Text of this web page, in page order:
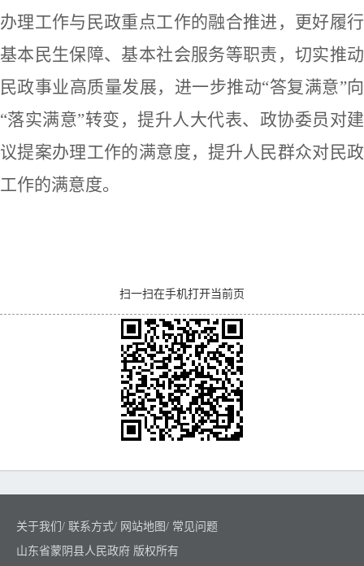
办理工作与 民政重点工作的融合推进 ， 更好履行
基本民生保障、基本社会服务等职责，切实推动
民政事业高质量发展， 进一步推动“答复满意”向
“落实满意”转变，提升人大代表、政协委员对建
议提案办理工作的满意度，提升人民群众对 民政
工作的满意度。
扫一扫在手机打开当前页
关于我们 / 联系方式/ 网站地图/ 常见问题
山东省蒙阴县人民政府 版权所有